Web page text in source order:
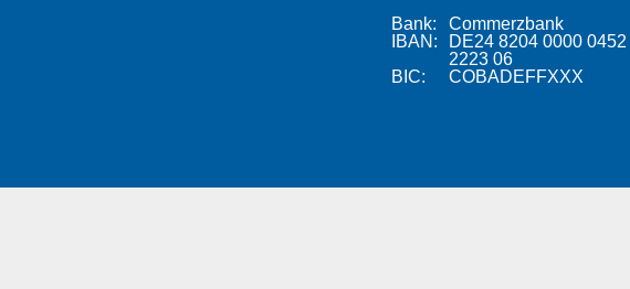
Bank:
Commerzbank
IBAN:
DE24 8204 0000 0452
2223 06
BIC:
COBADEFFXXX